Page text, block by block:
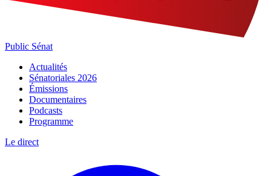
Public Sénat
Actualités
Sénatoriales 2026
Émissions
Documentaires
Podcasts
Programme
Le direct